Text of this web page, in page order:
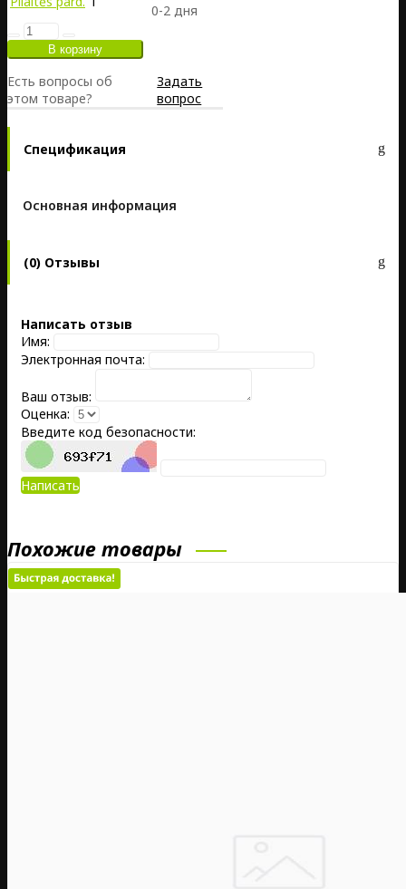
0-2 дня
Есть вопросы об
этом товаре?
Задать
вопрос
Спецификация
Основная информация
(0) Отзывы
Написать отзыв
Имя:
Электронная почта:
Ваш отзыв:
Оценка:
Введите код безопасности:
Написать
Похожие товары